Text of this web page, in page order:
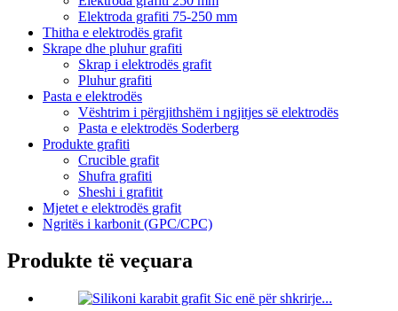
Elektroda grafiti 75-250 mm
Thitha e elektrodës grafit
Skrape dhe pluhur grafiti
Skrap i elektrodës grafit
Pluhur grafiti
Pasta e elektrodës
Vështrim i përgjithshëm i ngjitjes së elektrodës
Pasta e elektrodës Soderberg
Produkte grafiti
Crucible grafit
Shufra grafiti
Sheshi i grafitit
Mjetet e elektrodës grafit
Ngritës i karbonit (GPC/CPC)
Produkte të veçuara